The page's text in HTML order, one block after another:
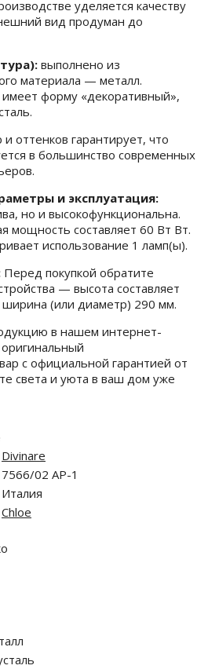
уделяется качеству
вид продуман до
выполнено из
материала — металл.
имеет форму «декоративный»,
оттенков гарантирует, что
в большинство современных
и эксплуатация:
но и высокофункциональна.
мощность составляет 60 Вт Вт.
использование 1 ламп(ы).
Перед покупкой обратите
— высота составляет
(или диаметр) 290 мм.
в нашем интернет-
с официальной гарантией от
света и уюта в ваш дом уже
Divinare
7566/02 AP-1
Италия
Chloe